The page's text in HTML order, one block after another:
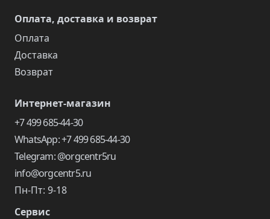
Оплата, доставка и возврат
Оплата
Доставка
Возврат
Интернет-магазин
+7 499 685-44-30
WhatsApp: +7 499 685-44-30
Telegram: @orgcentr5ru
info@orgcentr5.ru
Пн-Пт: 9-18
Сервис